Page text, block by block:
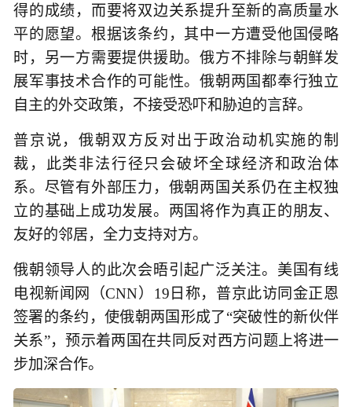
得的成绩，而要将双边关系提升至新的高质量水
平的愿望。根据该条约，其中一方遭受他国侵略
时，另一方需要提供援助。俄方不排除与朝鲜发
展军事技术合作的可能性。俄朝两国都奉行独立
自主的外交政策，不接受恐吓和胁迫的言辞。
普京说，俄朝双方反对出于政治动机实施的制
裁，此类非法行径只会破坏全球经济和政治体
系。尽管有外部压力，俄朝两国关系仍在主权独
立的基础上成功发展。两国将作为真正的朋友、
友好的邻居，全力支持对方。
俄朝领导人的此次会晤引起广泛关注。美国有线
电视新闻网（CNN）19日称，普京此访同金正恩
签署的条约，使俄朝两国形成了“突破性的新伙伴
关系”，预示着两国在共同反对西方问题上将进一
步加深合作。